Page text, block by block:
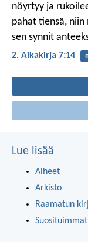
nöyrtyy ja
pahat tiensä, niin
sen synnit
2. Aikakirja 7:14
Lue lisää
Aiheet
Arkisto
Raamatun